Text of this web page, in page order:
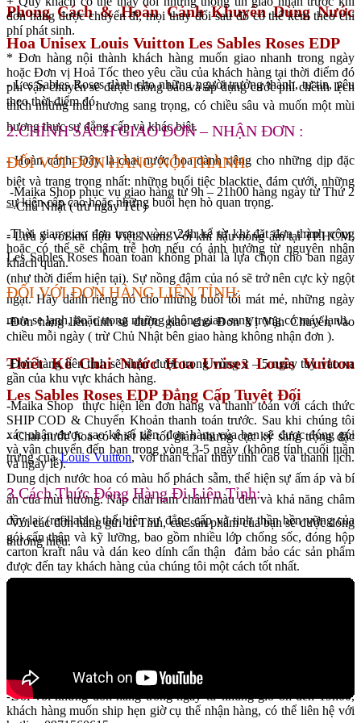
Phong Cách & Hoàn Cảnh Khuyên Dùng Nước
Hoa Unisex Louis Vuitton Les Sables Roses EDP
- Les Sables Roses dành cho những người trưởng thành, tự tin, yêu
thích những mùi hương sang trọng, có chiều sâu và muốn một mùi
hương thực sự đẳng cấp và khác biệt.
- Hoàn cảnh: Đây là chai nước hoa dành riêng cho những dịp đặc
biệt và trang trọng nhất: những buổi tiệc blacktie, đám cưới, những
sự kiện cấp cao hoặc những buổi hẹn hò quan trọng.
- Lưu ý với khí hậu Việt Nam: Với khí hậu nóng ẩm tại TP.HCM,
Les Sables Roses hoàn toàn không phải là lựa chọn cho ban ngày
(như thời điểm hiện tại). Sự nồng đậm của nó sẽ trở nên cực kỳ ngột
ngạt. Hãy dành riêng nó cho những buổi tối mát mẻ, những ngày
mưa se lạnh, hoặc trong những không gian sang trọng có máy lạnh.
Thiết Kế Chai Nước Hoa Unisex Louis Vuitton
Les Sables Roses EDP Đẳng Cấp Tuyệt Đối
- Chai nước hoa có thiết kế tối giản nhưng cực kỳ sang trọng đặc
trưng củaLouis Vuitton, với thân chai thủy tinh cao và thanh lịch.
Dung dịch nước hoa có màu hổ phách sẫm, thể hiện sự ấm áp và bí
ẩn của mùi hương. Nắp chai nam châm màu đen và khả năng châm
đầy lại (refillable) thể hiện sự đẳng cấp và tinh thần bền vững của
thương hiệu.
đơn hàng được chuyển đi, mọi thay đổi sau đó có thể kèm theo chi
phí phát sinh.
* Đơn hàng nội thành khách hàng muốn giao nhanh trong ngày
hoặc Đơn vị Hoả Tốc theo yêu cầu của khách hàng tại thời điểm đó
phí vận chuyển sẽ được thông báo và áp dụng cước phí chênh lệch
theo thời điểm đó.
2.CHÍNH SÁCH GIAO ĐƠN – NHẬN ĐƠN :
ĐỐI VỚI ĐƠN HÀNG NỘI THÀNH:
-Maika Shop phục vụ giao hàng từ 9h – 21h00 hàng ngày từ Thứ 2
– Chủ Nhật ( trừ ngày Tết )
-Thời gian giao đơn trong vòng 24h kể từ khi đặt đơn thành công
hoặc có thể sẽ chậm trễ hơn nếu có ảnh hưởng từ nguyên nhân
khách quan.
ĐỐI VỚI ĐƠN HÀNG LIÊN TỈNH:
-Đơn hàng liên tỉnh sẽ được giao cho Đơn Vị Vận Chuyển vào
chiều mỗi ngày ( trừ Chủ Nhật bên giao hàng không nhận đơn ).
-Đơn hàng liên tỉnh sẽ nhận được trong vòng 3 – 5 ngày tuỳ vào xa
gần của khu vực khách hàng.
-Maika Shop thực hiện lên đơn hàng và thanh toán với cách thức
SHIP COD & Chuyển Khoản thanh toán trước. Sau khi chúng tôi
xác nhận được sao kê số tiền, đơn hàng của bạn sẽ được đóng gói
và vận chuyển đến bạn trong vòng 3-5 ngày (không tính cuối tuần
và ngày lễ).
3.Cách Thức Đóng Hàng Đi Liên Tỉnh:
-Với các đơn hàng gửi đi Tỉnh, các sản phẩm của bạn sẽ được đóng
gói cẩn thận và kỹ lưỡng, bao gồm nhiều lớp chống sốc, đóng hộp
carton kraft nâu và dán keo dính cẩn thận đảm bảo các sản phẩm
được đến tay khách hàng của chúng tôi một cách tốt nhất.
chốt đơn.
-Đối với những đơn hàng trong ngày từ khung giờ 8h đến 19h00,
khách hàng muốn ship hẹn giờ cụ thể nhận hàng, có thể liên hệ với